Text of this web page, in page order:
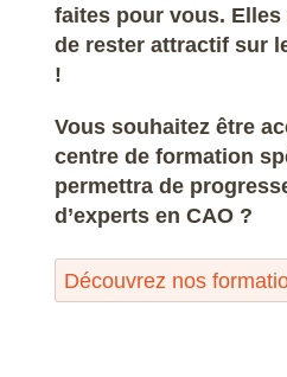
faites pour vous.
de rester attractif sur
!
Vous souhaitez être
centre de formation
permettra de
d’experts en CAO ?
Découvrez nos